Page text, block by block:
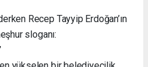
Recep Tayyip Erdoğan’ın
sloganı: